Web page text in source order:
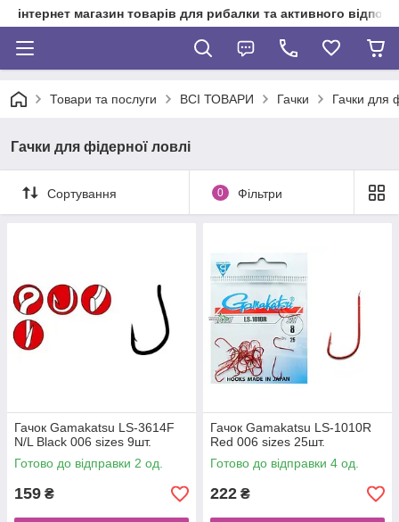
інтернет магазин товарів для рибалки та активного
Товари та послуги ВСІ ТОВАРИ Гачки Гачки для
Гачки для фідерної ловлі
Сортування 0 Фільтри
Гачок Gamakatsu LS-3614F
N/L Black 006 sizes 9шт.
Готово до відправки 2 од.
159 ₴
Гачок Gamakatsu LS-1010R
Red 006 sizes 25шт.
Готово до відправки 4 од.
222 ₴